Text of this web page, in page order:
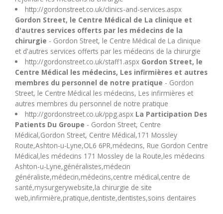
http://gordonstreet.co.uk/clinics-and-services.aspx
Gordon Street, le Centre Médical de La clinique et
d'autres services offerts par les médecins de la
chirurgie - Gordon Street, le Centre Médical de La clinique
et d'autres services offerts par les médecins de la chirurgie
http://gordonstreet.co.uk/staff1.aspx Gordon Street, le
Centre Médical les médecins, Les infirmières et autres
membres du personnel de notre pratique - Gordon
Street, le Centre Médical les médecins, Les infirmières et
autres membres du personnel de notre pratique
http://gordonstreet.co.uk/ppg.aspx La Participation Des
Patients Du Groupe - Gordon Street, Centre
Médical,Gordon Street, Centre Médical,171 Mossley
Route,Ashton-u-Lyne,OL6 6PR,médecins, Rue Gordon Centre
Médical,les médecins 171 Mossley de la Route,les médecins
Ashton-u-Lyne,généralistes,médecin
généraliste,médecin,médecins,centre médical,centre de
santé,mysurgerywebsite,la chirurgie de site
web,infirmière,pratique,dentiste,dentistes,soins dentaires